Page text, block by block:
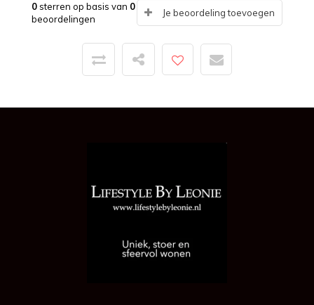
0sterren op basis van 0
beoordelingen
Je beoordeling toevoegen